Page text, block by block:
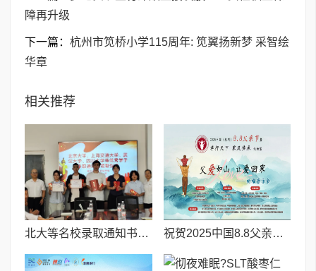
障再升级
下一篇： 杭州市笕桥小学115周年: 笕翼扬新梦 采智绘
华章
相关推荐
北大等名校录取通知书送达仪式在喀什市特区实验学校暖心举行 祝贺2025中国8.8父亲节“孝行天下家风传承”论坛暨祈福音乐会圆满成功